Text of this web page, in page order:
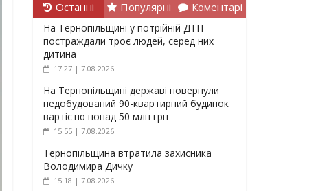
Останні Популярні Коментарі
На Тернопільщині у потрійній ДТП
постраждали троє людей, серед них
дитина
17:27 | 7.08.2026
На Тернопільщині державі повернули
недобудований 90-квартирний будинок
вартістю понад 50 млн грн
15:55 | 7.08.2026
Тернопільщина втратила захисника
Володимира Дичку
15:18 | 7.08.2026